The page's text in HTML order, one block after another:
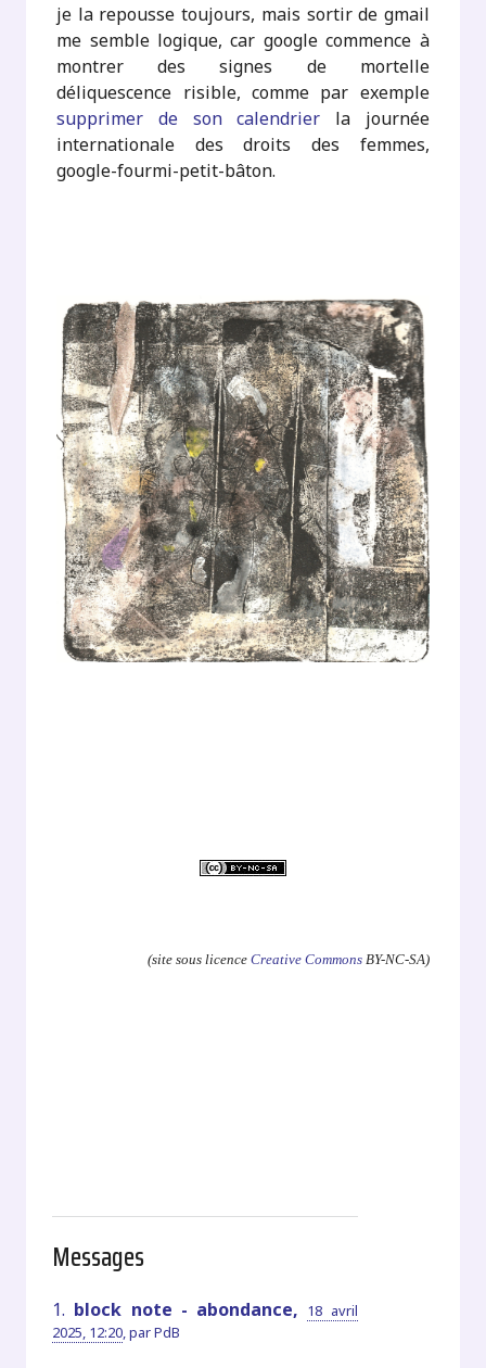
je la repousse toujours, mais sortir de gmail
me semble logique, car google commence à
montrer des signes de mortelle
déliquescence risible, comme par exemple
supprimer de son calendrier la journée
internationale des droits des femmes,
google-fourmi-petit-bâton.
(site sous licence Creative CommonsBY-NC-SA)
Messages
1. block note - abondance, 18 avril
2025, 12:20,parPdB